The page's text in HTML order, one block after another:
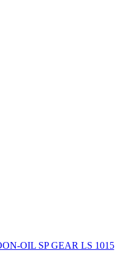
OIL SP GEAR LS 1015